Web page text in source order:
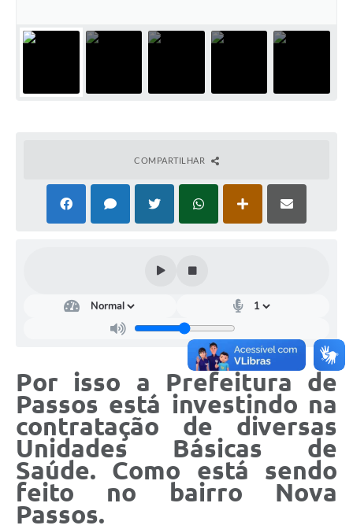
COMPARTILHAR
Por isso a Prefeitura de
Passos está investindo na
contratação de diversas
Unidades Básicas de
Saúde. Como está sendo
feito no bairro Nova
Passos.